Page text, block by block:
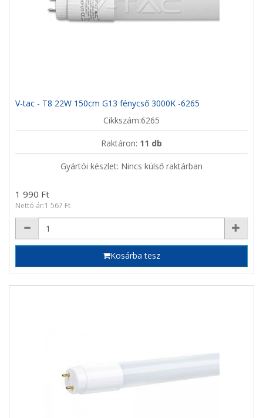
V-tac - T8 22W 150cm G13 fénycső 3000K -6265
Cikkszám:6265
Raktáron: 11 db
Gyártói készlet: Nincs külső raktárban
1 990 Ft
Nettó ár:1 567 Ft
Kosárba tesz